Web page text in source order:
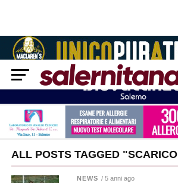
ALL POSTS TAGGED
NEWS / 5 anni ago